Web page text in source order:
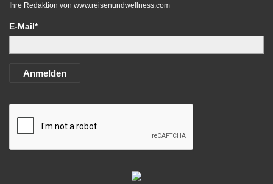
Ihre Redaktion von www.reisenundwellness.com
E-Mail*
Anmelden